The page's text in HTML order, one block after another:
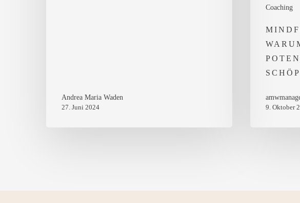
Andrea Maria Waden
27. Juni 2024
Coaching
nicht
9. Oktober